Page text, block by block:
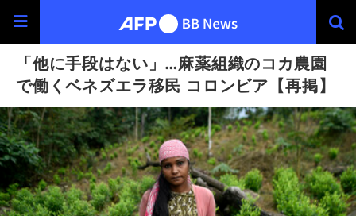
「他に手段はない」…麻薬組織のコカ農園
で働くベネズエラ移民 コロンビア【再掲】